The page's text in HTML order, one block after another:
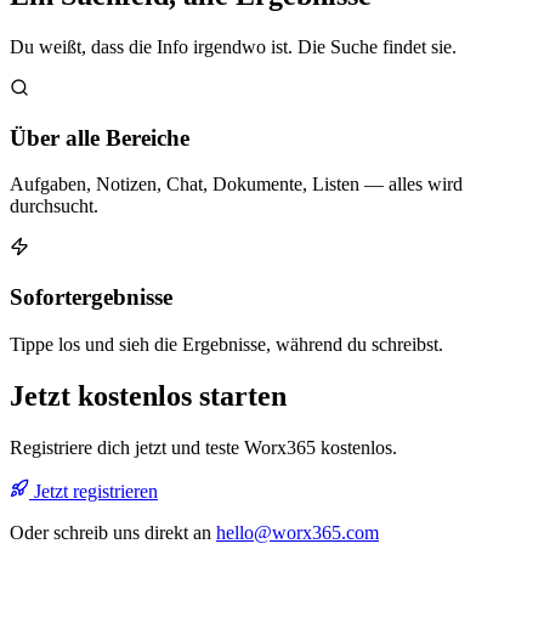
Du weißt, dass die Info irgendwo ist. Die Suche findet sie.
Über alle Bereiche
Aufgaben, Notizen, Chat, Dokumente, Listen — alles wird
durchsucht.
Sofortergebnisse
Tippe los und sieh die Ergebnisse, während du schreibst.
Jetzt kostenlos starten
Registriere dich jetzt und teste Worx365 kostenlos.
Jetzt registrieren
Oder schreib uns direkt an hello@worx365.com